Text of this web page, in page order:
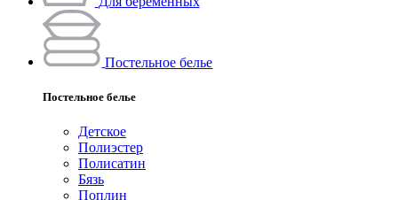
Постельное белье
Постельное белье
Детское
Полиэстeр
Полисатин
Бязь
Поплин